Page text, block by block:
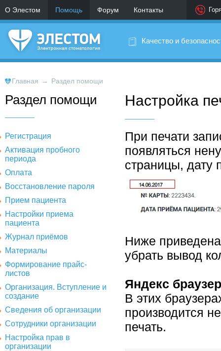
О Элестом Помощь Форум Контакты
Качество и
Главная → Раздел помощи
Раздел помощи Настройка
Регистрация
Активация пробного
периода
Оплата
Восстановление пароля
Прием пациента
Настройки приема
пациента
Журнал приёмов
Материалы
Формирование прайс-
листов
Организация. Вступление и
создание
Сведения об организации
Сотрудники организации
Настройка прав в
организации
При печати
появляться
страницы, дату
Ниже
убрать вывод
Яндекс
В этих
производится
печать.